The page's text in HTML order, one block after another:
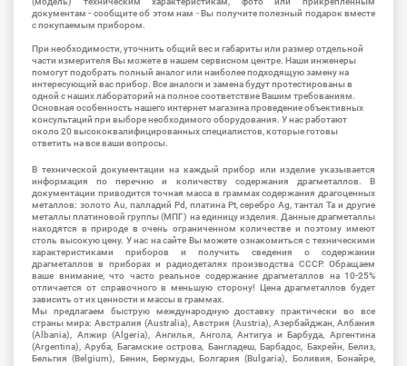
документам - сообщите об этом нам - Вы получите полезный подарок вместе
с покупаемым прибором.
При необходимости, уточнить общий вес и габариты или размер отдельной
части измерителя Вы можете в нашем сервисном центре. Наши инженеры
помогут подобрать полный аналог или наиболее подходящую замену на
интересующий вас прибор. Все аналоги и замена будут протестированы в
одной с наших лабораторий на полное соответствие Вашим требованиям.
Основная особенность нашего интернет магазина проведение объективных
консультаций при выборе необходимого оборудования. У нас работают
около 20 высококвалифицированных специалистов, которые готовы
ответить на все ваши вопросы.
В технической документации на каждый прибор или изделие указывается
информация по перечню и количеству содержания драгметаллов. В
документации приводится точная масса в граммах содержания драгоценных
металлов: золото Au, палладий Pd, платина Pt, серебро Ag, тантал Ta и другие
металлы платиновой группы (МПГ) на единицу изделия. Данные драгметаллы
находятся в природе в очень ограниченном количестве и поэтому имеют
столь высокую цену. У нас на сайте Вы можете ознакомиться с техническими
характеристиками приборов и получить сведения о содержании
драгметаллов в приборах и радиодеталях производства СССР. Обращаем
ваше внимание, что часто реальное содержание драгметаллов на 10-25%
отличается от справочного в меньшую сторону! Цена драгметаллов будет
зависить от их ценности и массы в граммах.
Мы предлагаем быструю международную доставку практически во все
страны мира: Австралия (Australia), Австрия (Austria), Азербайджан, Албания
(Albania), Алжир (Algeria), Ангилья, Ангола, Антигуа и Барбуда, Аргентина
(Argentina), Аруба, Багамские острова, Бангладеш, Барбадос, Бахрейн, Белиз,
Бельгия (Belgium), Бенин, Бермуды, Болгария (Bulgaria), Боливия, Бонайре,